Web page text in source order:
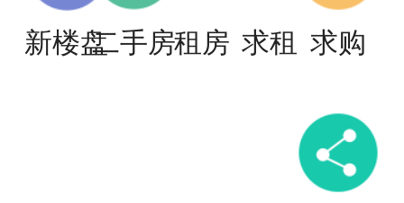
新楼盘二手房租房 求租 求购